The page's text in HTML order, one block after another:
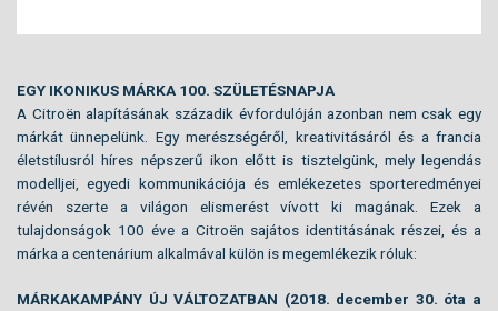
EGY IKONIKUS MÁRKA 100. SZÜLETÉSNAPJA
A Citroën alapításának századik évfordulóján azonban nem csak egy
márkát ünnepelünk. Egy merészségéről, kreativitásáról és a francia
életstílusról híres népszerű ikon előtt is tisztelgünk, mely legendás
modelljei, egyedi kommunikációja és emlékezetes sporteredményei
révén szerte a világon elismerést vívott ki magának. Ezek a
tulajdonságok 100 éve a Citroën sajátos identitásának részei, és a
márka a centenárium alkalmával külön is megemlékezik róluk:
MÁRKAKAMPÁNY ÚJ VÁLTOZATBAN (2018. december 30. óta a